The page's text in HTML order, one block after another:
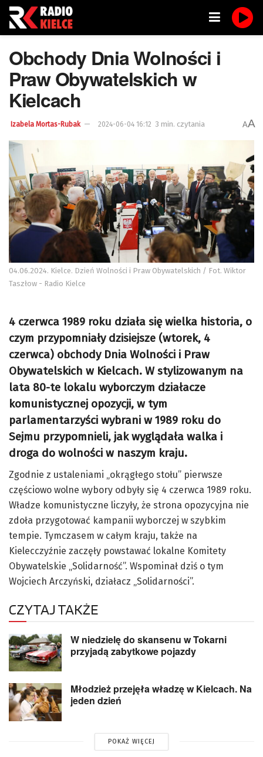
Obchody Dnia Wolności i
Praw Obywatelskich w
Kielcach
Izabela Mortas-Rubak 2024-06-04 16:12 3 min. czytania AA
04.06.2024. Kielce. Dzień Wolności i Praw Obywatelskich / Fot. Wiktor
Taszłow - Radio Kielce
4 czerwca 1989 roku działa się wielka historia, o
czym przypomniały dzisiejsze (wtorek, 4
czerwca) obchody Dnia Wolności i Praw
Obywatelskich w Kielcach. W stylizowanym na
lata 80-te lokalu wyborczym działacze
komunistycznej opozycji, w tym
parlamentarzyści wybrani w 1989 roku do
Sejmu przypomnieli, jak wyglądała walka i
droga do wolności w naszym kraju.
Zgodnie z ustaleniami „okrągłego stołu” pierwsze
częściowo wolne wybory odbyły się 4 czerwca 1989 roku.
Władze komunistyczne liczyły, że strona opozycyjna nie
zdoła przygotować kampanii wyborczej w szybkim
tempie. Tymczasem w całym kraju, także na
Kielecczyźnie zaczęły powstawać lokalne Komitety
Obywatelskie „Solidarność”. Wspominał dziś o tym
Wojciech Arczyński, działacz „Solidarności”.
CZYTAJ TAKŻE
W niedzielę do skansenu w Tokarni
przyjadą zabytkowe pojazdy
Młodzież przejęła władzę w Kielcach. Na
jeden dzień
POKAŻ WIĘCEJ